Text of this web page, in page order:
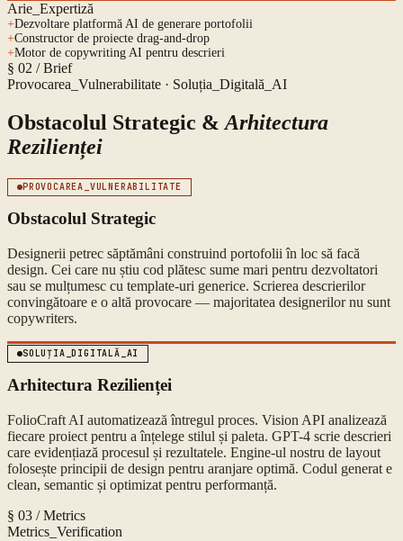
Arie_Expertiză
+Dezvoltare platformă AI de generare portofolii
+Constructor de proiecte drag-and-drop
+Motor de copywriting AI pentru descrieri
§ 02 / Brief
Provocarea_Vulnerabilitate · Soluția_Digitală_AI
Obstacolul Strategic & Arhitectura
Rezilienței
PROVOCAREA_VULNERABILITATE
Obstacolul Strategic
Designerii petrec săptămâni construind portofolii în loc să facă
design. Cei care nu știu cod plătesc sume mari pentru dezvoltatori
sau se mulțumesc cu template-uri generice. Scrierea descrierilor
convingătoare e o altă provocare — majoritatea designerilor nu sunt
copywriters.
SOLUȚIA_DIGITALĂ_AI
Arhitectura Rezilienței
FolioCraft AI automatizează întregul proces. Vision API analizează
fiecare proiect pentru a înțelege stilul și paleta. GPT-4 scrie descrieri
care evidențiază procesul și rezultatele. Engine-ul nostru de layout
folosește principii de design pentru aranjare optimă. Codul generat e
clean, semantic și optimizat pentru performanță.
§ 03 / Metrics
Metrics_Verification